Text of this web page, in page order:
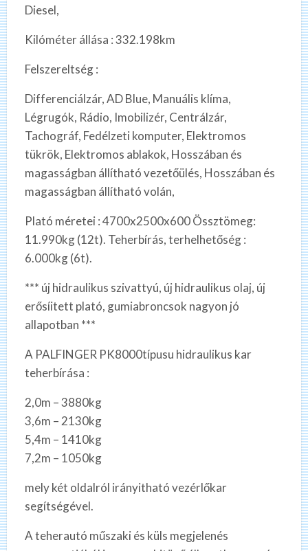
Diesel,
Kilóméter állása : 332.198km
Felszereltség :
Differenciálzár, AD Blue, Manuális klíma,
Légrugók, Rádio, Imobilizér, Centrálzár,
Tachográf, Fedélzeti komputer, Elektromos
tükrök, Elektromos ablakok, Hosszában és
magasságban állítható vezetőülés, Hosszában és
magasságban állítható volán,
Plató méretei : 4700x2500x600 Össztömeg:
11.990kg (12t). Teherbírás, terhelhetőség :
6.000kg (6t).
*** új hidraulikus szivattyú, új hidraulikus olaj, új
erősíitett plató, gumiabroncsok nagyon jó
allapotban ***
A PALFINGER PK8000típusu hidraulikus kar
teherbírása :
2,0m – 3880kg
3,6m – 2130kg
5,4m – 1410kg
7,2m – 1050kg
mely két oldalról irányitható vezérlőkar
segítségével.
A teherautó műszaki és küls megjelenés